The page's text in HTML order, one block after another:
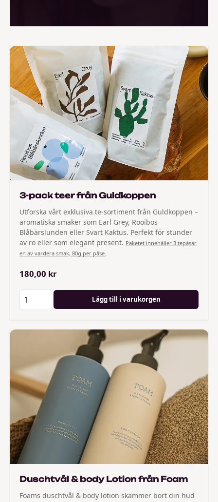
3-pack teer från Guldkoppen
Utforska vårt exklusiva te-sortiment från Guldkoppen –
aromatiska smaker som Earl Grey, Rooibos
Blåbärslunden eller Svart Kaktus. Perfekt för stunder
av ro eller som elegant present. Paketet innehåller 3 tepåsar
en av vardera smak, 80g per påse.
180,00 kr
Lägg till i varukorgen
Duschtvål & body Lotion från Foam
Foams duschtvål & body lotion skämmer bort din hud